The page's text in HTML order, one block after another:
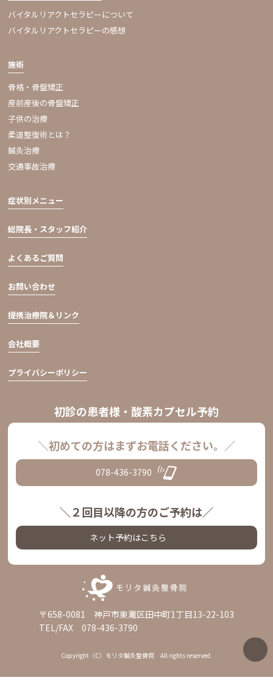
バイタルリアクトセラピーについて
バイタルリアクトセラピーの感想
施術
骨格・骨盤矯正
産前産後の骨盤矯正
子供の治療
柔道整復術とは？
鍼灸治療
交通事故治療
症状別メニュー
総院長・スタッフ紹介
よくあるご質問
お問い合わせ
提携治療院＆リンク
会社概要
プライバシーポリシー
初診の患者様・酸素カプセル予約
＼初めての方はまずお電話ください。／
078-436-3790
＼２回目以降の方のご予約は／
ネット予約はこちら
〒658-0081 神戸市東灘区田中町1丁目13-22-103
TEL/FAX 078-436-3790
Copyright（C）モリタ鍼灸整骨院 All rights reserved.